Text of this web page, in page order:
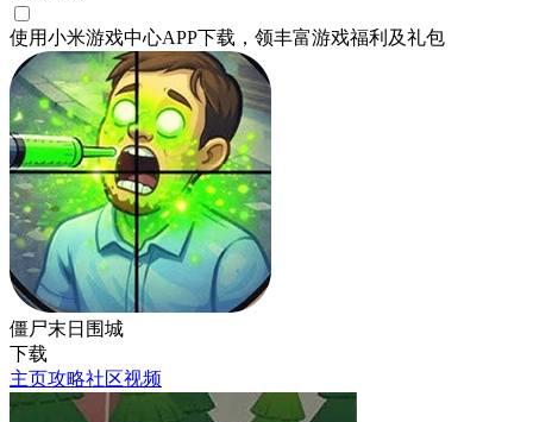
使用小米游戏中心APP下载 ，领丰富游戏福利 及礼包
僵尸末日围城
下载
主页攻略社区视频